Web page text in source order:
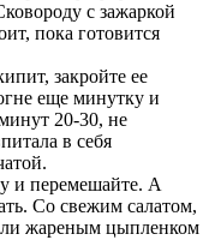
с зажаркой
пока готовится
закройте ее
еще минутку и
20-30, не
в себя
и перемешайте. А
Со свежим салатом,
жареным цыпленком